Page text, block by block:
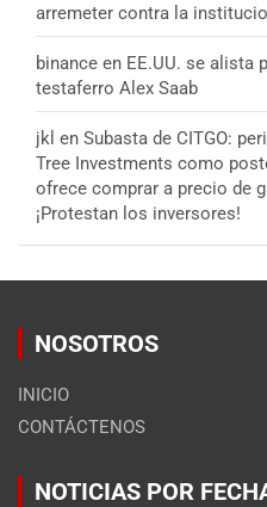
arremeter contra la
binance en EE.UU. se alista
testaferro Alex Saab
jkl en Subasta de CITGO:
Tree Investments como
ofrece comprar a precio de
¡Protestan los inversores!
NOSOTROS
INICIO
CONTÁCTENOS
NOTICIAS POR